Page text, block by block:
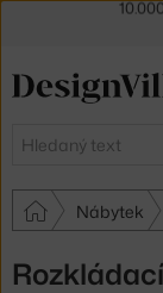
Hledat
Nábytek